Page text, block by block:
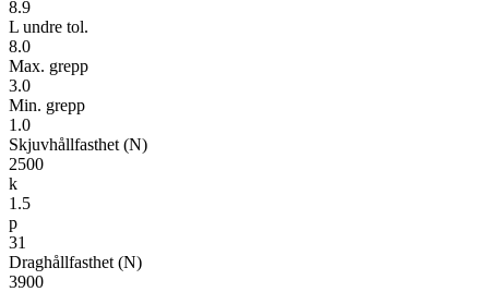
8.9
L undre tol.
8.0
Max. grepp
3.0
Min. grepp
1.0
Skjuvhållfasthet (N)
2500
k
1.5
p
31
Draghållfasthet (N)
3900